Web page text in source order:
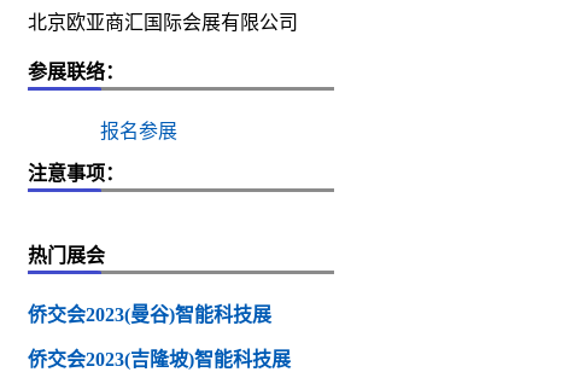
北京欧亚商汇国际会展有限公司
参展联络：
报名参展
注意事项：
热门展会
侨交会2023(曼谷)智能科技展
侨交会2023(吉隆坡)智能科技展